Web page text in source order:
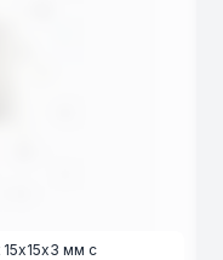
мм с